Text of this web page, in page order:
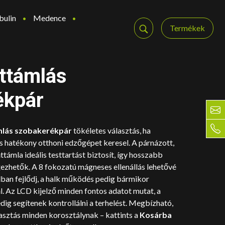
Medence
Termékek
szobakerékpártökéletes választás, ha
hatékony otthoni edzőgépet keresel. A párnázott,
ideális testtartást biztosít, így hosszabb
A 8 fokozatú mágneses ellenállás lehetővé
fejlődj, a halk működés pedig bármikor
Az LCD kijelző minden fontos adatot mutat, a
segítenek kontrollálni a terhelést. Megbízható,
minden korosztálynak – kattints a Kosárba